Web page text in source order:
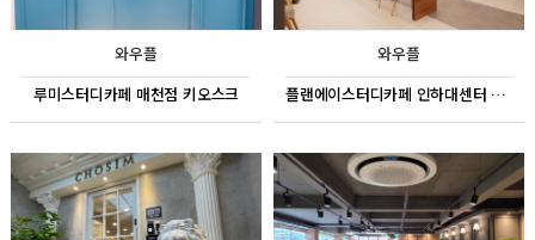
와우플
루미스터디카페 매천점 키오스크
와우플
플랜에이스터디카페 인하대센터 키오스크